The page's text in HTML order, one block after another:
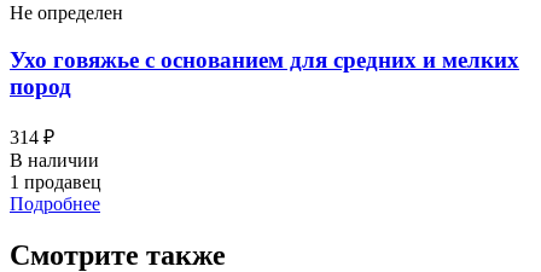
Не определен
Ухо говяжье с основанием для средних и мелких
пород
314 ₽
В наличии
1 продавец
Подробнее
Смотрите также